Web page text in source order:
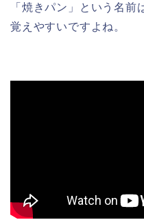
「焼きパン」という名前
覚えやすいですよね。